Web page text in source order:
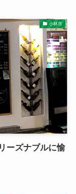
小林市
ーズナブルに愉